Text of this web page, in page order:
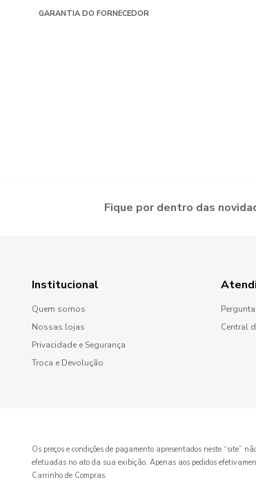
GARANTIA DO FORNECEDOR
Fique por dentro das
Institucional
Quem somos
Nossas lojas
Privacidade e Segurança
Troca e Devolução
Central
Os preços e condições de pagamento apresentados neste
efetuadas no ato da sua exibição. Apenas aos pedidos
Carrinho de Compras.